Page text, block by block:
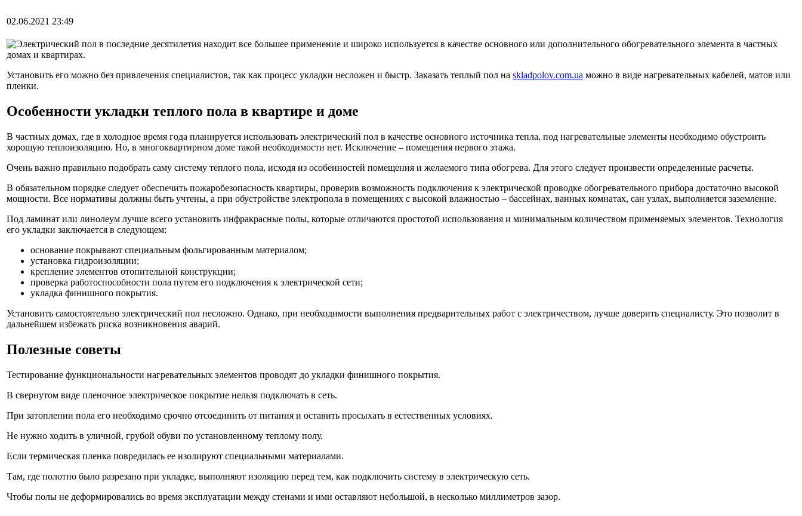
02.06.2021 23:49
Электрический пол в последние десятилетия находит все большее применение и широко используется в качестве основного или дополнительного обогревательного элемента в частных
домах и квартирах.
Установить его можно без привлечения специалистов, так как процесс укладки несложен и быстр. Заказать теплый пол на skladpolov.com.ua можно в виде нагревательных кабелей, матов или
пленки.
Особенности укладки теплого пола в квартире и доме
В частных домах, где в холодное время года планируется использовать электрический пол в качестве основного источника тепла, под нагревательные элементы необходимо обустроить
хорошую теплоизоляцию. Но, в многоквартирном доме такой необходимости нет. Исключение – помещения первого этажа.
Очень важно правильно подобрать саму систему теплого пола, исходя из особенностей помещения и желаемого типа обогрева. Для этого следует произвести определенные расчеты.
В обязательном порядке следует обеспечить пожаробезопасность квартиры, проверив возможность подключения к электрической проводке обогревательного прибора достаточно высокой
мощности. Все нормативы должны быть учтены, а при обустройстве электропола в помещениях с высокой влажностью – бассейнах, ванных комнатах, сан узлах, выполняется заземление.
Под ламинат или линолеум лучше всего установить инфракрасные полы, которые отличаются простотой использования и минимальным количеством применяемых элементов. Технология
его укладки заключается в следующем:
основание покрывают специальным фольгированным материалом;
установка гидроизоляции;
крепление элементов отопительной конструкции;
проверка работоспособности пола путем его подключения к электрической сети;
укладка финишного покрытия.
Установить самостоятельно электрический пол несложно. Однако, при необходимости выполнения предварительных работ с электричеством, лучше доверить специалисту. Это позволит в
дальнейшем избежать риска возникновения аварий.
Полезные советы
Тестирование функциональности нагревательных элементов проводят до укладки финишного покрытия.
В свернутом виде пленочное электрическое покрытие нельзя подключать в сеть.
При затоплении пола его необходимо срочно отсоединить от питания и оставить просыхать в естественных условиях.
Не нужно ходить в уличной, грубой обуви по установленному теплому полу.
Если термическая пленка повредилась ее изолируют специальными материалами.
Там, где полотно было разрезано при укладке, выполняют изоляцию перед тем, как подключить систему в электрическую сеть.
Чтобы полы не деформировались во время эксплуатации между стенами и ими оставляют небольшой, в несколько миллиметров зазор.